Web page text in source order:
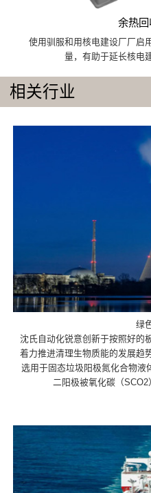
余热
使用驯服和用核电建设厂厂启
量，有助于延长核电
相关行业
绿
沈氏自动化锐意创新于按照好的
着力推进清理生物质能的发展趋
选用于固态垃圾阳极氮化合物液
二阳极被氧化碳（SCO2